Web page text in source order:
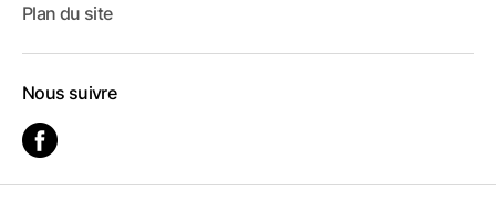
Plan du site
Nous suivre